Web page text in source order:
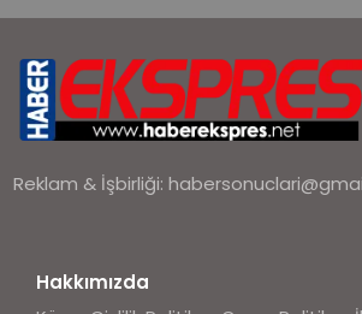
Reklam & İşbirliği:
Hakkımızda